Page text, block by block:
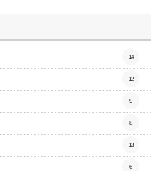
14
12
9
8
13
6